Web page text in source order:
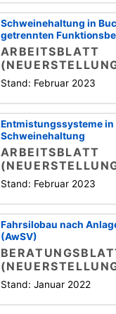
Schweinehaltung in
getrennten
ARBEITSBLATT
Stand: Februar 2023
Entmistungssysteme in
Schweinehaltung
ARBEITSBLATT
Stand: Februar 2023
Fahrsilobau nach
(AwSV)
Stand: Januar 2022